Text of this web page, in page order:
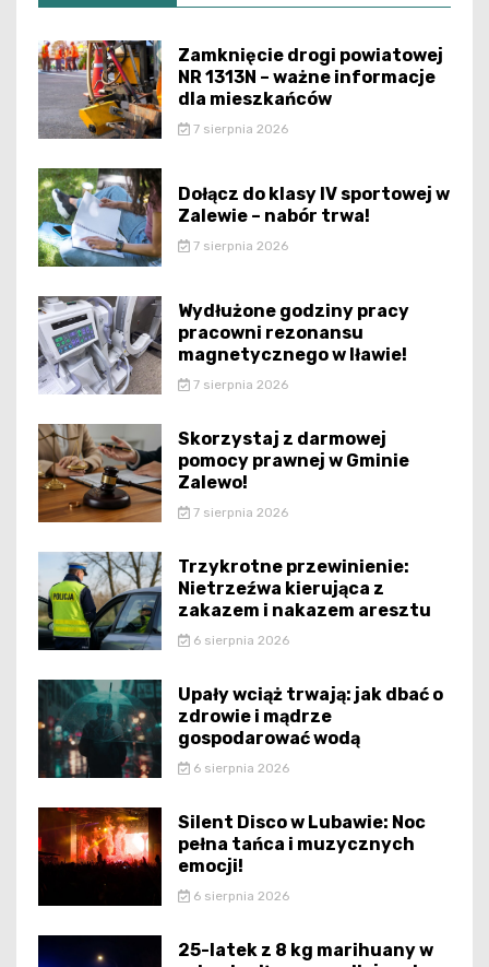
Zamknięcie drogi powiatowej
NR 1313N – ważne informacje
dla mieszkańców
7 sierpnia 2026
Dołącz do klasy IV sportowej w
Zalewie – nabór trwa!
7 sierpnia 2026
Wydłużone godziny pracy
pracowni rezonansu
magnetycznego w Iławie!
7 sierpnia 2026
Skorzystaj z darmowej
pomocy prawnej w Gminie
Zalewo!
7 sierpnia 2026
Trzykrotne przewinienie:
Nietrzeźwa kierująca z
zakazem i nakazem aresztu
6 sierpnia 2026
Upały wciąż trwają: jak dbać o
zdrowie i mądrze
gospodarować wodą
6 sierpnia 2026
Silent Disco w Lubawie: Noc
pełna tańca i muzycznych
emocji!
6 sierpnia 2026
25-latek z 8 kg marihuany w